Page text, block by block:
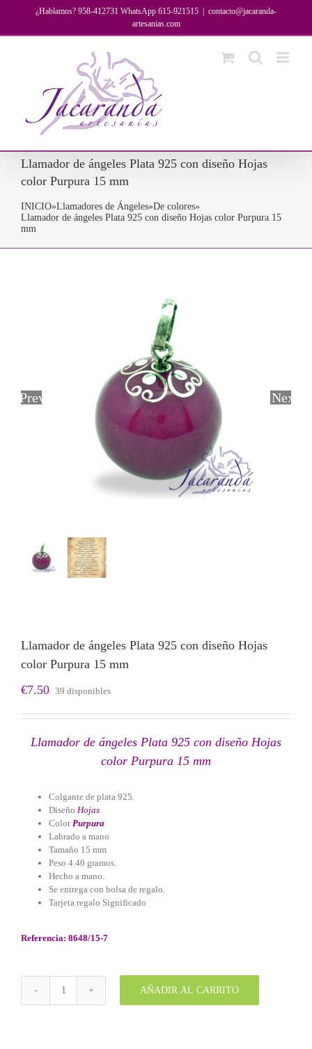
contenido
¿Hablamos? 958-412731 WhatsApp 615-921515
contacto@jacaranda-
artesanias.com
Llamador de ángeles Plata 925 con diseño Hojas
color Purpura 15 mm
INICIO»Llamadores de Ángeles»De colores»
Llamador de ángeles Plata 925 con diseño Hojas color Purpura 15
mm
Previous Next
Llamador de ángeles Plata 925 con diseño Hojas
color Purpura 15 mm
€7.50 39 disponibles
Llamador de ángeles Plata 925 con diseño Hojas
color Purpura 15 mm
Colgante de plata 925.
Diseño Hojas
Color Purpura
Labrado a mano
Tamaño 15 mm
Peso 4.40 gramos.
Hecho a mano.
Se entrega con bolsa de regalo.
Tarjeta regalo Significado
Referencia: 8648/15-7
Llamador
AÑADIR AL CARRITO